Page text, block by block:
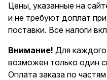
Цены, указанные на
и не требуют доплат
поставки. Все налоги
Внимание! Для каждого
возможен только один
Оплата заказа по